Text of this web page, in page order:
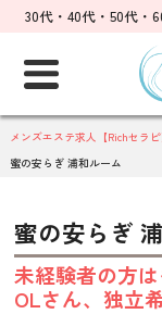
30代・40代・50代・
索:
メンズエステ求人【Richセラピ
蜜の安らぎ 浦和ルーム
蜜の安らぎ
未経験者の方
OLさん、独立